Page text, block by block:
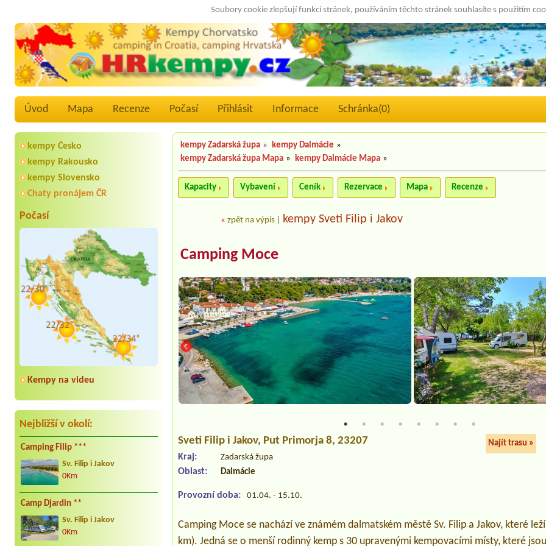
Soubory cookie zlepšují funkci stránek, používáním těchto stránek souhlasíte s použitím
Úvod Mapa Recenze Počasí Přihlásit Informace Schránka(0)
kempy Česko
kempy Rakousko
kempy Slovensko
Chaty pronájem ČR
Počasí
Kempy na videu
Nejbližší v okolí:
Camping Filip ***
Sv. Filip i Jakov
0Km
Camp Djardin **
Sv. Filip i Jakov
0Km
kempy Zadarská župa » kempy Dalmácie »
kempy Zadarská župa Mapa » kempy Dalmácie Mapa »
Kapacity Vybavení Ceník Rezervace Mapa Recenze
«zpět na výpis kempy Sveti Filip i Jakov
Camping Moce
Sveti Filip i Jakov, Put Primorja 8, 23207 Najít trasu »
Kraj: Zadarská župa
Oblast: Dalmácie
Provozní doba: 01.04. - 15.10.
Camping Moce se nachází ve známém dalmatském městě Sv. Filip a Jakov, které
km). Jedná se o menší rodinný kemp s 30 upravenými kempovacími místy, které